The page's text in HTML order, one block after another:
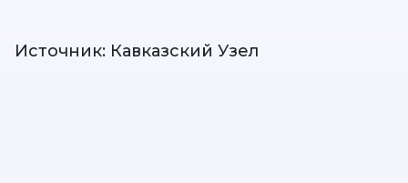
Источник: Кавказский Узел